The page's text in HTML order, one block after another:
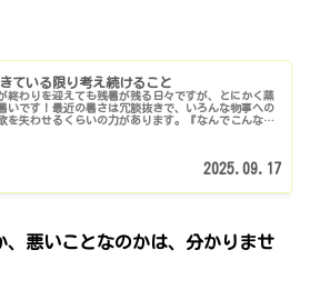
ている限り考え続けること
終わりを迎えても残暑が残る日々ですが、とにかく蒸
いです！最近の暑さは冗談抜きで、いろんな物事への
を失わせるくらいの力があります。『なんでこんなに
2025.09.17
、悪いことなのかは、分かりませ